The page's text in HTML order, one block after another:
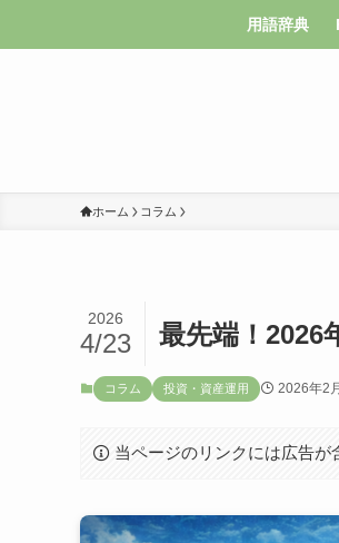
用語辞典
ホーム コラム
最先端！2026
2026
4/23
コラム 投資・資産運用 2026年2
当ページのリンクには広告が